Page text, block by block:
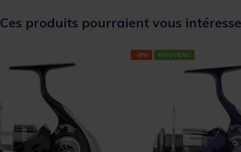
Ces produits pourraient vous
-6% NOUVEAU